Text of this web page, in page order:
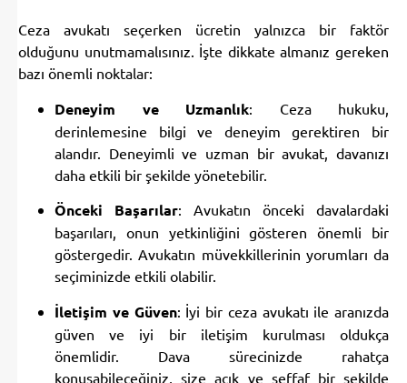
Ceza avukatı seçerken ücretin yalnızca bir faktör
olduğunu unutmamalısınız. İşte dikkate almanız gereken
bazı önemli noktalar:
Deneyim ve Uzmanlık : Ceza hukuku,
derinlemesine bilgi ve deneyim gerektiren bir
alandır. Deneyimli ve uzman bir avukat, davanızı
daha etkili bir şekilde yönetebilir.
Önceki Başarılar: Avukatın önceki davalardaki
başarıları, onun yetkinliğini gösteren önemli bir
göstergedir. Avukatın müvekkillerinin yorumları da
seçiminizde etkili olabilir.
İletişim ve Güven : İyi bir ceza avukatı ile aranızda
güven ve iyi bir iletişim kurulması oldukça
önemlidir. Dava sürecinizde rahatça
konuşabileceğiniz, size açık ve şeffaf bir şekilde